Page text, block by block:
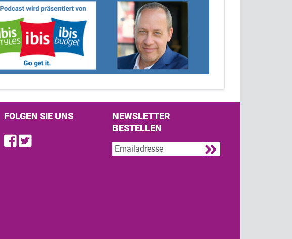
FOLGEN SIE UNS
Find us on Facebook
Follow us on Twitter
NEWSLETTER
BESTELLEN